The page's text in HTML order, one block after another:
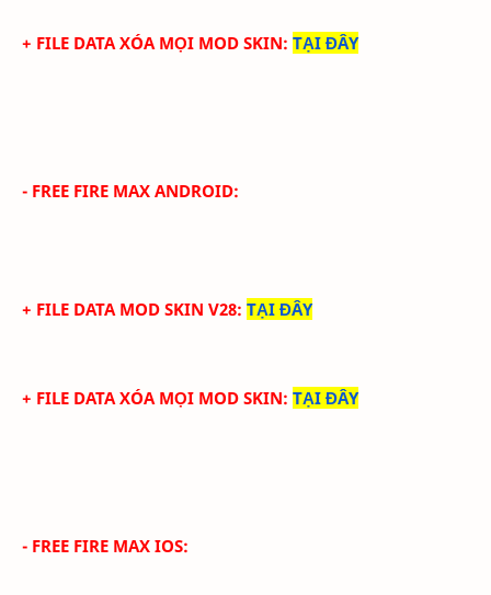
+ FILE DATA XÓA MỌI MOD SKIN: TẠI ĐÂY
- FREE FIRE MAX ANDROID:
+ FILE DATA MOD SKIN V28: TẠI ĐÂY
+ FILE DATA XÓA MỌI MOD SKIN: TẠI ĐÂY
- FREE FIRE MAX IOS: